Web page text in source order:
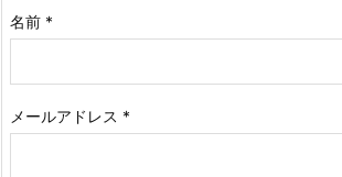
名前 *
メールアドレス *